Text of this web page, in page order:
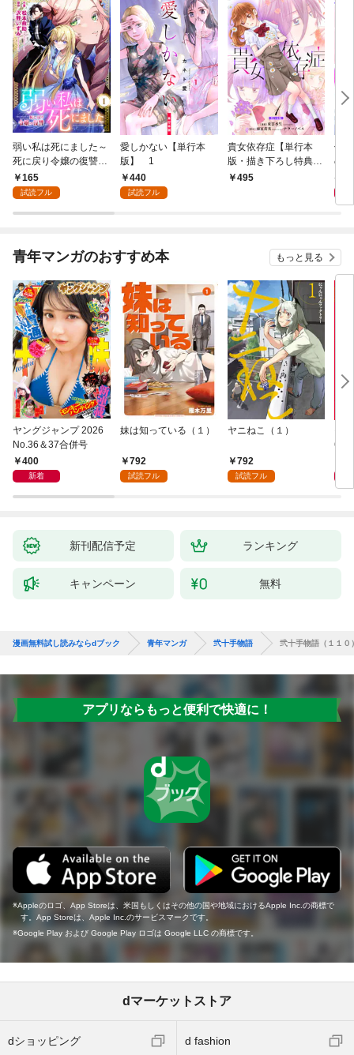
弱い私は死にました～
死に戻り令嬢の復讐
～ 1
165
試読フル
愛しかない【単行本
版】 1
440
試読フル
貴女依存症【単行本
版・描き下ろし特典付
き】 1
495
僕
の
版
青年マンガのおすすめ本 もっと見る
ヤングジャンプ 2026
No.36＆37合併号
400
新着
妹は知っている（１）
792
試読フル
ヤニねこ（１）
792
試読フル
6・
新刊配信予定 ランキング
キャンペーン 無料
漫画無料試し読みならdブック 青年マンガ 弐十手物語 弐十手物語（１１０
アプリならもっと便利で快適に！
Appleのロゴ、App Storeは、米国もしくはその他の国や地域におけるApple Inc.の商標で
す。App Storeは、Apple Inc.のサービスマークです。
Google Play および Google Play ロゴは Google LLC の商標です。
dマーケットストア
dショッピング d fashion